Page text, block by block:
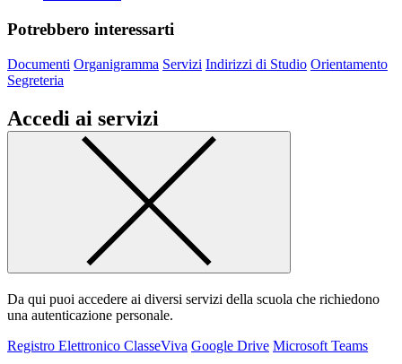
Potrebbero interessarti
Documenti Organigramma Servizi Indirizzi di Studio Orientamento
Segreteria
Accedi ai servizi
Da qui puoi accedere ai diversi servizi della scuola che richiedono
una autenticazione personale.
Registro Elettronico ClasseViva Google Drive Microsoft Teams